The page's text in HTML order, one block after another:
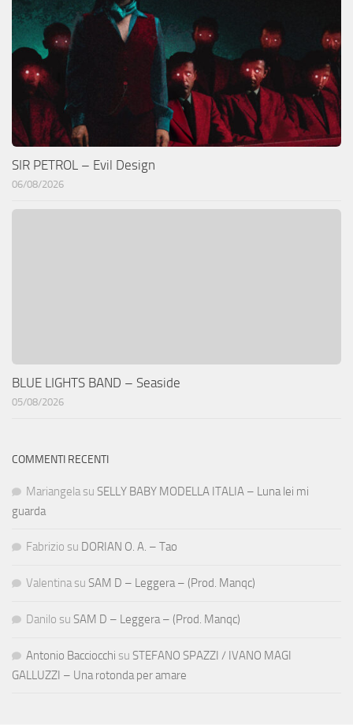
SIR PETROL – Evil Design
06/08/2026
BLUE LIGHTS BAND – Seaside
05/08/2026
COMMENTI RECENTI
Mariangela su SELLY BABY MODELLA ITALIA – Luna lei mi
guarda
Fabrizio su DORIAN O. A. – Tao
Valentina su SAM D – Leggera – (Prod. Manqc)
Danilo su SAM D – Leggera – (Prod. Manqc)
Antonio Bacciocchi su STEFANO SPAZZI / IVANO MAGI
GALLUZZI – Una rotonda per amare